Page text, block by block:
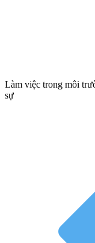
Làm việc trong môi
sự